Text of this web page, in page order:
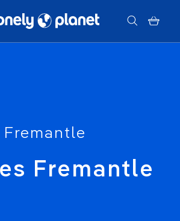
Fremantle
Fremantle